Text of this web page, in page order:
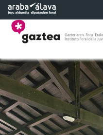
Saltar al contenido principal